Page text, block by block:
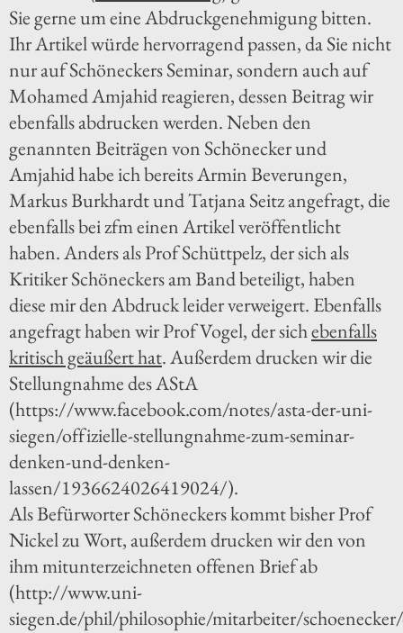
Sie gerne um eine Abdruckgenehmigung bitten.
Ihr Artikel würde hervorragend passen, da Sie nicht
nur auf Schöneckers Seminar, sondern auch auf
Mohamed Amjahid reagieren, dessen Beitrag wir
ebenfalls abdrucken werden. Neben den
genannten Beiträgen von Schönecker und
Amjahid habe ich bereits Armin Beverungen,
Markus Burkhardt und Tatjana Seitz angefragt, die
ebenfalls bei zfm einen Artikel veröffentlicht
haben. Anders als Prof Schüttpelz, der sich als
Kritiker Schöneckers am Band beteiligt, haben
diese mir den Abdruck leider verweigert. Ebenfalls
angefragt haben wir Prof Vogel, der sichebenfalls
kritisch geäußert hat. Außerdem drucken wir die
Stellungnahme des AStA
(https://www.facebook.com/notes/asta-der-uni-
siegen/offizielle-stellungnahme-zum-seminar-
denken-und-denken-
lassen/1936624026419024/).
Als Befürworter Schöneckers kommt bisher Prof
Nickel zu Wort, außerdem drucken wir den von
ihm mitunterzeichneten offenen Brief ab
(http://www.uni-
siegen.de/phil/philosophie/mitarbeiter/